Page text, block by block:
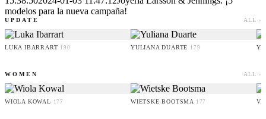
modelos para la nueva campaña!
UPDATE ALL ›
LUKA IBARRART 190 YULIANA DUARTE 179
WOMEN ALL ›
WIOLA KOWAL 177 WIETSKE BOOTSMA 177